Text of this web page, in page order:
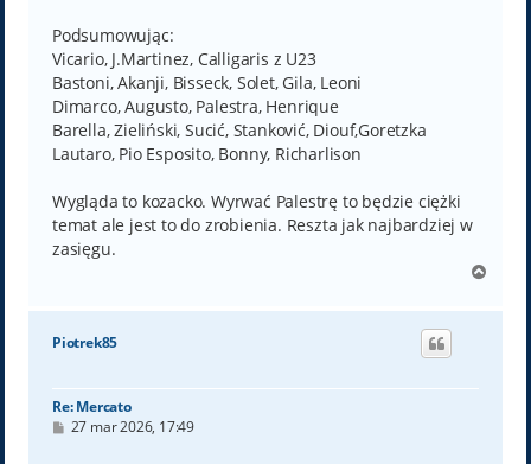
Podsumowując:
Vicario, J.Martinez, Calligaris z U23
Bastoni, Akanji, Bisseck, Solet, Gila, Leoni
Dimarco, Augusto, Palestra, Henrique
Barella, Zieliński, Sucić, Stanković, Diouf,Goretzka
Lautaro, Pio Esposito, Bonny, Richarlison
Wygląda to kozacko. Wyrwać Palestrę to będzie ciężki
temat ale jest to do zrobienia. Reszta jak najbardziej w
zasięgu.
g
Piotrek85
Re: Mercato
P27 mar 2026, 17:49